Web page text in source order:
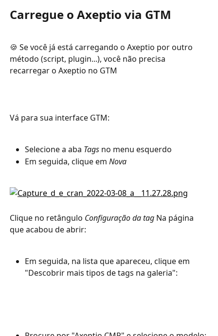
Carregue o Axeptio via GTM
🍪 Se você já está carregando o Axeptio por outro
método (script, plugin...), você não precisa
recarregar o Axeptio no GTM
Vá para sua interface GTM:
Selecione a aba Tags no menu esquerdo
Em seguida, clique em Nova
Clique no retângulo Configuração da tag Na página
que acabou de abrir:
Em seguida, na lista que apareceu, clique em
"Descobrir mais tipos de tags na galeria":